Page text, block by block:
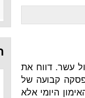
דווח את
של
אלא
הגיע